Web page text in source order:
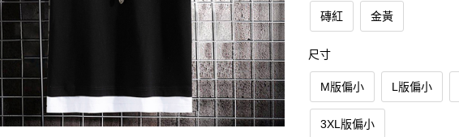
磚紅 金黃
尺寸
M版偏小 L版偏小
3XL版偏小